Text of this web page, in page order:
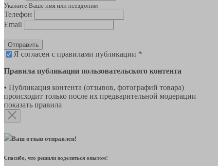
Укажите Ваше имя или псевдоним
Телефон
Email
Отправить
Я согласен с правилами публикации *
Правила публикации пользовательского контента
• Публикация контента (отзывов, фотографий товара)
происходит только после их предварительной модерации
показать правила
Ваш отзыв отправлен!
Спасибо, что решили поделиться опытом!